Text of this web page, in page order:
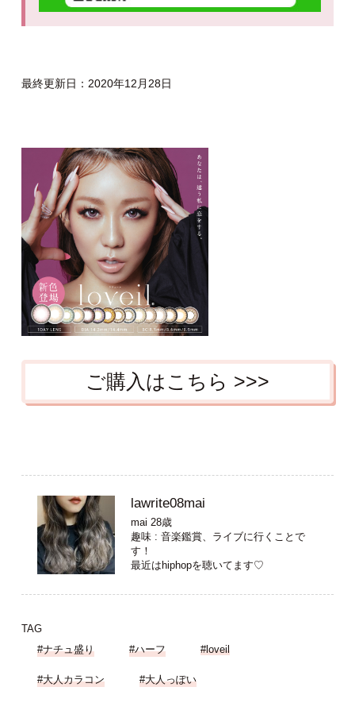
最終更新日：2020年12月28日
ご購入はこちら >>>
lawrite08mai
mai 28歳
趣味 : 音楽鑑賞、ライブに行くことで
す！
最近はhiphopを聴いてます♡
TAG
#ナチュ盛り
#ハーフ #loveil
#大人カラコン #大人っぽい